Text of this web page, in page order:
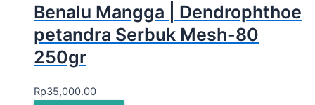
Benalu Mangga | Dendrophthoe
petandra Serbuk Mesh-80
250gr
Rp35,000.00